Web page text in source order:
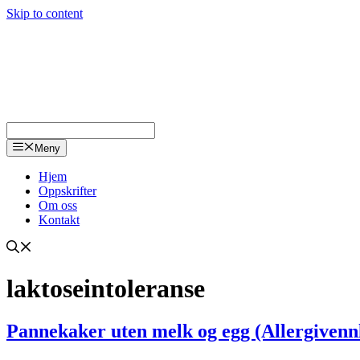
Skip to content
Meny
Hjem
Oppskrifter
Om oss
Kontakt
laktoseintoleranse
Pannekaker uten melk og egg